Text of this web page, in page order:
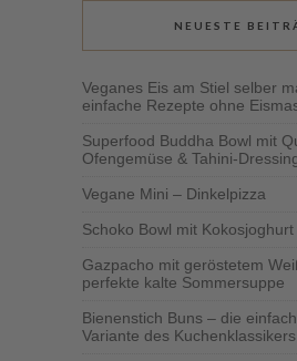
NEUESTE
Veganes Eis am Stiel selber
einfache Rezepte ohne
Superfood Buddha Bowl mit
Ofengemüse & Tahini-
Vegane Mini – Dinkelpizza
Schoko Bowl mit Kokosjoghurt
Gazpacho mit geröstetem
perfekte kalte Sommersuppe
Bienenstich Buns – die
Variante des Kuchenklassikers